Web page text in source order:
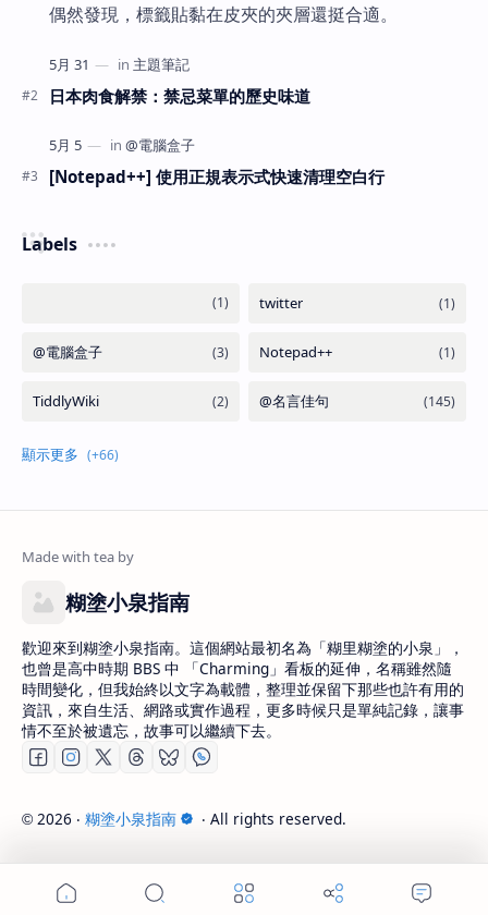
偶然發現，標籤貼黏在皮夾的夾層還挺合適。
日本肉食解禁：禁忌菜單的歷史味道
[Notepad++] 使用正規表示式快速清理空白行
Labels
糊塗小泉指南
歡迎來到糊塗小泉指南。這個網站最初名為「糊里糊塗的小泉」，
也曾是高中時期 BBS 中 「Charming」看板的延伸，名稱雖然隨
時間變化，但我始終以文字為載體，整理並保留下那些也許有用的
資訊，來自生活、網路或實作過程，更多時候只是單純記錄，讓事
情不至於被遺忘，故事可以繼續下去。
© 2026 ‧ 糊塗小泉指南 ‧ All rights reserved.